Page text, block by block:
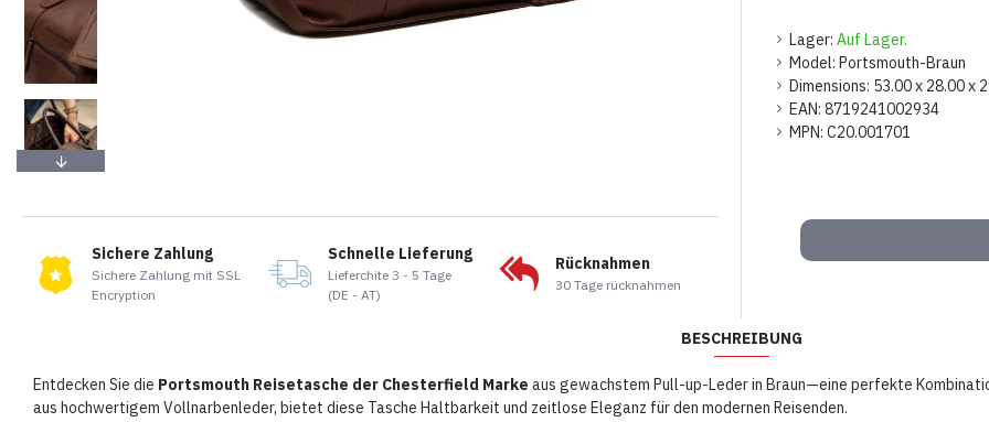
Sichere Zahlung
Sichere Zahlung mit SSL
Encryption
Schnelle Lieferung
Lieferchite 3 - 5 Tage
(DE - AT)
Rücknahmen
30 Tage rücknahmen
Lager: Auf Lager.
Model: Portsmouth-Braun
Dimensions: 53.00 x 28.00 x
EAN: 8719241002934
MPN: C20.001701
BESCHREIBUNG
Entdecken Sie die Portsmouth Reisetasche der Chesterfield Marke aus gewachstem Pull-up-Leder in Braun—eine perfekte
aus hochwertigem Vollnarbenleder, bietet diese Tasche Haltbarkeit und zeitlose Eleganz für den modernen Reisenden.